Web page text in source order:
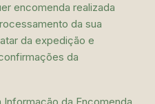
encomenda realizada
da sua
da expedição e
da